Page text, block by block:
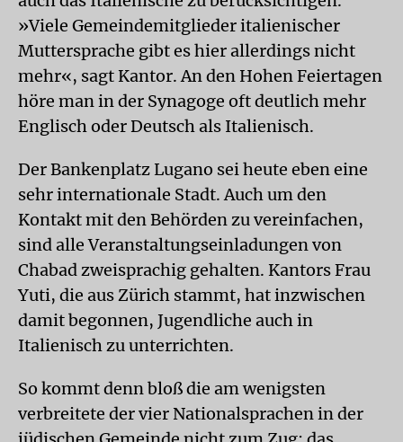
»Viele Gemeindemitglieder italienischer
Muttersprache gibt es hier allerdings nicht
mehr«, sagt Kantor. An den Hohen Feiertagen
höre man in der Synagoge oft deutlich mehr
Englisch oder Deutsch als Italienisch.
Der Bankenplatz Lugano sei heute eben eine
sehr internationale Stadt. Auch um den
Kontakt mit den Behörden zu vereinfachen,
sind alle Veranstaltungseinladungen von
Chabad zweisprachig gehalten. Kantors Frau
Yuti, die aus Zürich stammt, hat inzwischen
damit begonnen, Jugendliche auch in
Italienisch zu unterrichten.
So kommt denn bloß die am wenigsten
verbreitete der vier Nationalsprachen in der